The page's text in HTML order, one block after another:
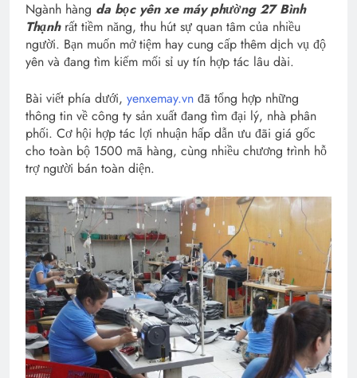
Ngành hàng da bọc yên xe máy phường 27 Bình
Thạnhrất tiềm năng, thu hút sự quan tâm của nhiều
người. Bạn muốn mở tiệm hay cung cấp thêm dịch vụ độ
yên và đang tìm kiếm mối sỉ uy tín hợp tác lâu dài.
Bài viết phía dưới, yenxemay.vn đã tổng hợp những
thông tin về công ty sản xuất đang tìm đại lý, nhà phân
phối. Cơ hội hợp tác lợi nhuận hấp dẫn ưu đãi giá gốc
cho toàn bộ 1500 mã hàng, cùng nhiều chương trình hỗ
trợ người bán toàn diện.